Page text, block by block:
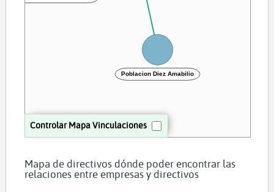
Controlar Mapa Vinculaciones
Poblacion Diez Amabilio
Mapa de directivos dónde poder encontrar las
relaciones entre empresas y directivos